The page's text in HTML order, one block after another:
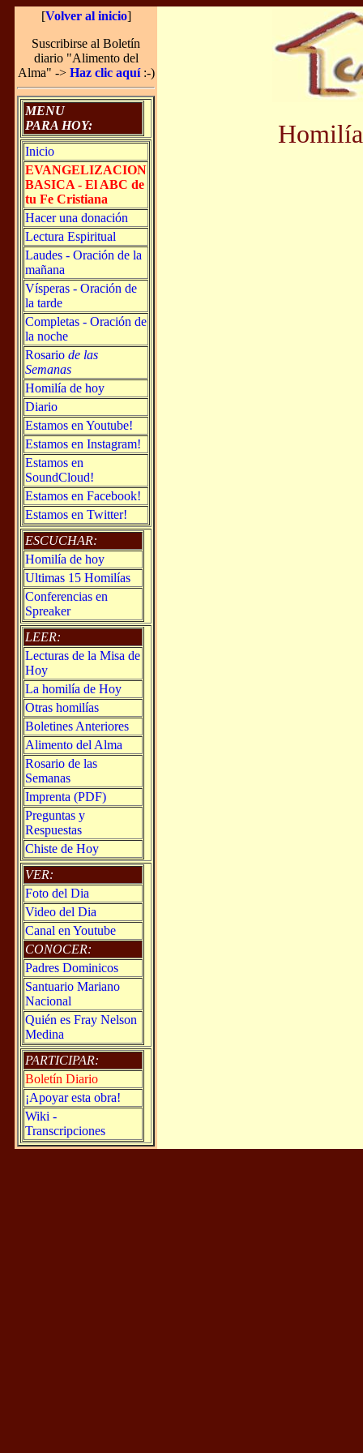
[Volver al inicio]
Suscribirse al Boletín
diario "Alimento del
Alma" -> Haz clic aquí:-)
MENU
PARA HOY:
Inicio
EVANGELIZACION
BASICA - El ABC de
tu Fe Cristiana
Hacer una donación
Lectura Espiritual
Laudes - Oración de la
mañana
Vísperas - Oración de
la tarde
Completas - Oración de
la noche
Rosario de las
Semanas
Homilía de hoy
Diario
Estamos en Youtube!
Estamos en Instagram!
Estamos en
SoundCloud!
Estamos en Facebook!
Estamos en Twitter!
ESCUCHAR:
Homilía de hoy
Ultimas 15 Homilías
Conferencias en
Spreaker
LEER:
Lecturas de la Misa de
Hoy
La homilía de Hoy
Otras homilías
Boletines Anteriores
Alimento del Alma
Rosario de las
Semanas
Imprenta (PDF)
Preguntas y
Respuestas
Chiste de Hoy
VER:
Foto del Dia
Video del Dia
Canal en Youtube
CONOCER:
Padres Dominicos
Santuario Mariano
Nacional
Quién es Fray Nelson
Medina
PARTICIPAR:
Boletín Diario
¡Apoyar esta obra!
Wiki -
Transcripciones